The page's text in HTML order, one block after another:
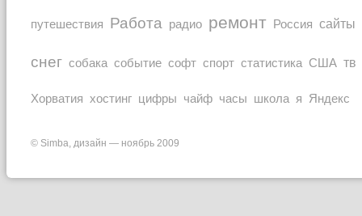
путешествия Работа радио ремонт Россия сайты
снег собака событие софт спорт статистика США тв
Хорватия хостинг цифры чайф часы школа я Яндекс
© Simba, дизайн — ноябрь 2009